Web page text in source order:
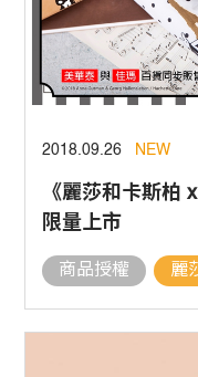
2018.09.26 NEW
《麗莎和卡斯柏
限量上市
商品授權 麗